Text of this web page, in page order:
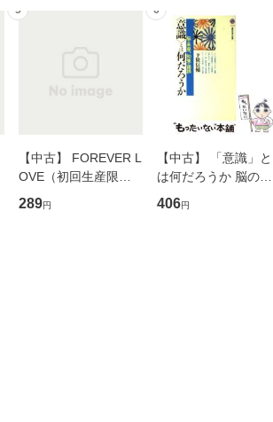
5
【中古】 FOREVER L
OVE（初回生産限定
盤） / 清水翔太×加藤
ミリヤ / [CD]【メール
289円
6
【中古】 「意識」と
は何だろうか 脳の来
歴、知覚の錯誤 （講
談社現代新書） / 下条
406円